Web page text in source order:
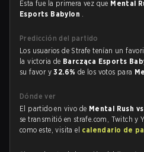
Esta fue la primera vez que Mental
Esports Babylon .
Predicción del partido
Los usuarios de Strafe tenían un
la victoria de Barcząca Esports
su favor y32.6% de los votos para
Dónde ver
El partido en vivo de Mental Rush
se transmitió en strafe.com, Twitch y
como este, visita el calendario de